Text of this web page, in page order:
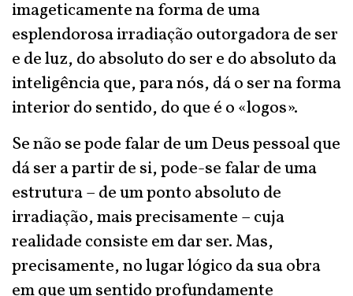
imageticamente na forma de uma
esplendorosa irradiação outorgadora de ser
e de luz, do absoluto do ser e do absoluto da
inteligência que, para nós, dá o ser na forma
interior do sentido, do que é o «logos».
Se não se pode falar de um Deus pessoal que
dá ser a partir de si, pode-se falar de uma
estrutura – de um ponto absoluto de
irradiação, mais precisamente – cuja
realidade consiste em dar ser. Mas,
precisamente, no lugar lógico da sua obra
em que um sentido profundamente